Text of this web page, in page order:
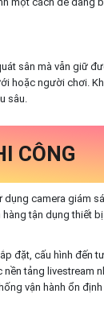
sân mà vẫn giữ
hoặc người chơi.
sâu.
CÔNG
dụng camera giám
tận dụng thiết
đặt, cấu hình đến
tảng livestream
vận hành ổn định